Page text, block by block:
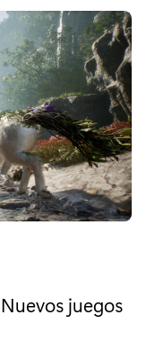
"
i
juegos